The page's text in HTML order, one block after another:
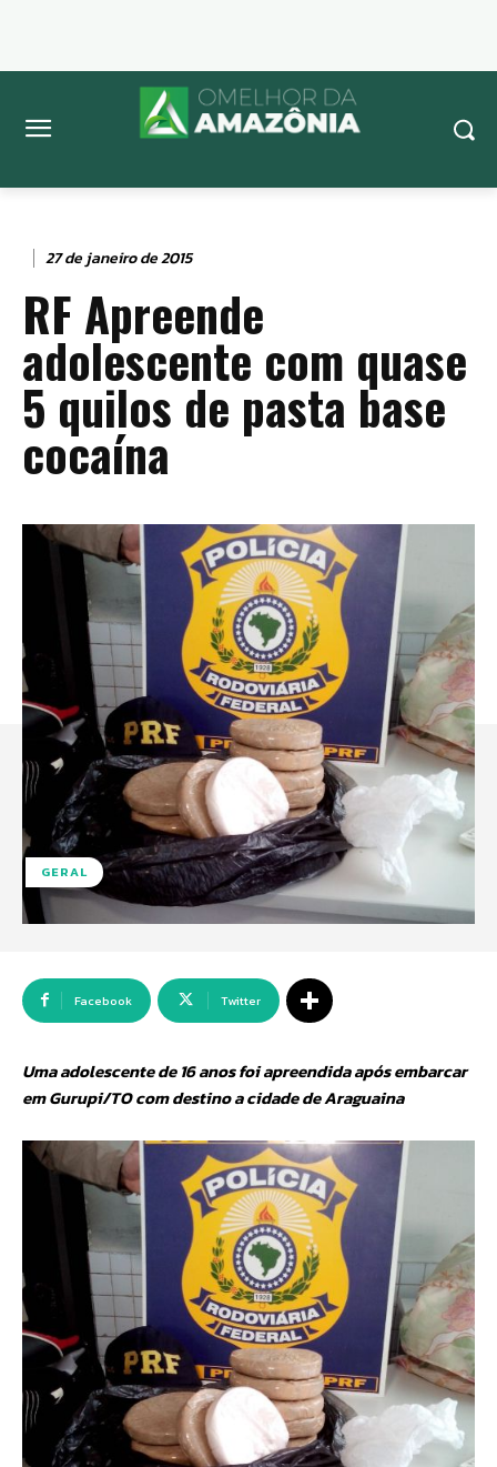
27 de janeiro de 2015
RF Apreende
adolescente com quase
5 quilos de pasta base
cocaína
GERAL
Facebook Twitter
Uma adolescente de 16 anos foi apreendida após embarcar
em Gurupi/TO com destino a cidade de Araguaina